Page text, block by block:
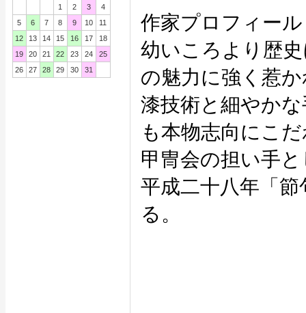
1
2 3
4
5
6 7 8 9 10
11
12
13 14 15 16 17
18
19
20 21 22 23 24
25
26
27 28 29 30 31
作家プロフィー
幼いころより歴
の魅力に強く惹
漆技術と細やか
も本物志向にこ
甲冑会の担い手
平成二十八年「
る。